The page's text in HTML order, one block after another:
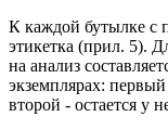
К каждой бутылке с
этикетка (прил. 5).
на анализ
экземплярах:
второй - остается у